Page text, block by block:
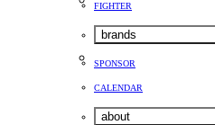
FIGHTER
brands
SPONSOR
CALENDAR
about